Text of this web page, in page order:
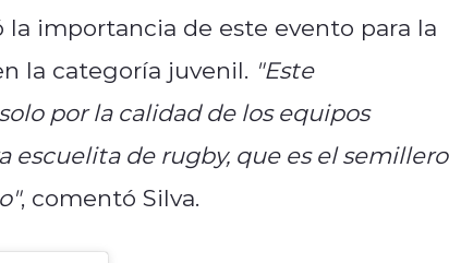
la importancia de este evento para la
la categoría juvenil. "Este
por la calidad de los equipos
de rugby, que es el semillero
, comentó Silva.